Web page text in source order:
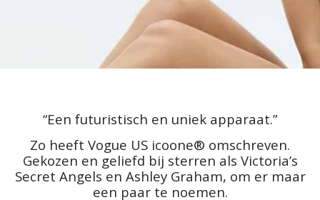
“Een futuristisch en uniek apparaat.”
Zo heeft Vogue US icoone® omschreven.
Gekozen en geliefd bij sterren als Victoria’s
Secret Angels en Ashley Graham, om er maar
een paar te noemen.